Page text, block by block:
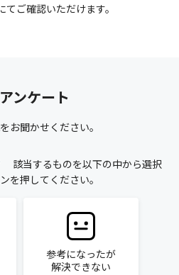
てご確認いただけます。
ンケート
お聞かせください。
該当するものを以下の中から選択
を押してください。
参考になったが
解決できない